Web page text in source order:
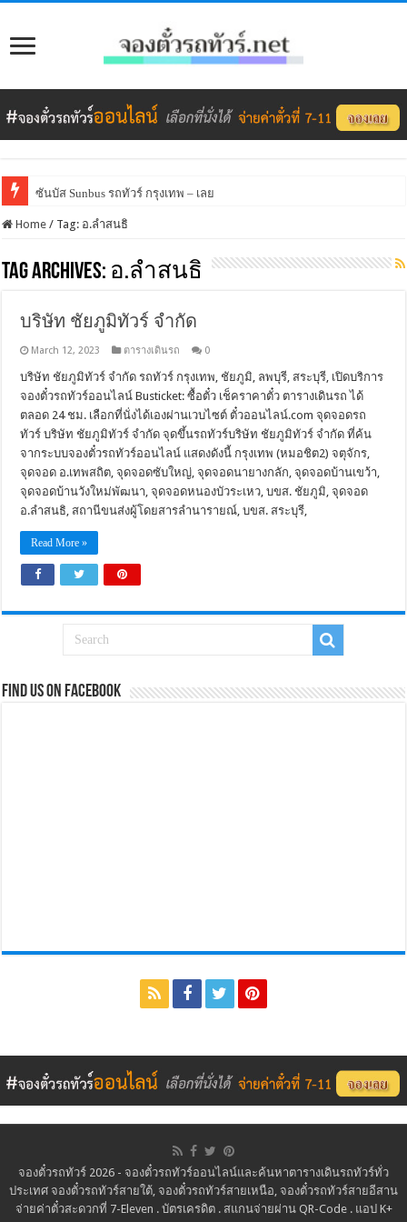
ซันบัส Sunbus รถทัวร์ กรุงเทพ – เลย
Home / Tag: อ.ลำสนธิ
Tag Archives: อ.ลำสนธิ
บริษัท ชัยภูมิทัวร์ จำกัด
March 12, 2023 ตารางเดินรถ 0
บริษัท ชัยภูมิทัวร์ จำกัด รถทัวร์ กรุงเทพ, ชัยภูมิ, ลพบุรี, สระบุรี, เปิดบริการ
จองตั๋วรถทัวร์ออนไลน์ Busticket: ซื้อตั๋ว เช็คราคาตั๋ว ตารางเดินรถ ได้
ตลอด 24 ชม. เลือกที่นั่งได้เองผ่านเวบไซต์ ตั๋วออนไลน์.com จุดจอดรถ
ทัวร์ บริษัท ชัยภูมิทัวร์ จำกัด จุดขึ้นรถทัวร์บริษัท ชัยภูมิทัวร์ จำกัด ที่ค้น
จากระบบจองตั๋วรถทัวร์ออนไลน์ แสดงดังนี้ กรุงเทพ (หมอชิต2) จตุจักร,
จุดจอด อ.เทพสถิต, จุดจอดซับใหญ่, จุดจอดนายางกลัก, จุดจอดบ้านเขว้า,
จุดจอดบ้านวังใหม่พัฒนา, จุดจอดหนองบัวระเหว, บขส. ชัยภูมิ, จุดจอด
อ.ลำสนธิ, สถานีขนส่งผู้โดยสารลำนารายณ์, บขส. สระบุรี,
Read More »
Find us on Facebook
จองตั๋วรถทัวร์ 2026 - จองตั๋วรถทัวร์ออนไลน์และค้นหาตารางเดินรถทัวร์ทั่ว
ประเทศ จองตั๋วรถทัวร์สายใต้, จองตั๋วรถทัวร์สายเหนือ, จองตั๋วรถทัวร์สายอีสาน
จ่ายค่าตั๋วสะดวกที่ 7-Eleven . บัตรเครดิต . สแกนจ่ายผ่าน QR-Code . แอป K+